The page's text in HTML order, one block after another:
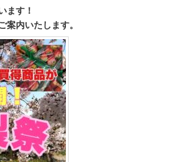
ます！
案内いたします。